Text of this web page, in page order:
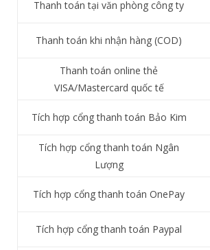
Thanh toán tại văn phòng công ty
Thanh toán khi nhận hàng (COD)
Thanh toán online thẻ
VISA/Mastercard quốc tế
Tích hợp cổng thanh toán Bảo Kim
Tích hợp cổng thanh toán Ngân
Lượng
Tích hợp cổng thanh toán OnePay
Tích hợp cổng thanh toán Paypal